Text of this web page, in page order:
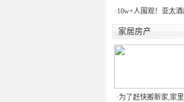
·10w+人围观！亚太
家居房产
·为了赶快搬新家,家